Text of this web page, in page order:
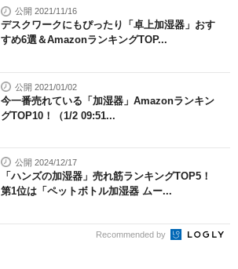
公開 2021/11/16
デスクワークにもぴったり「卓上加湿器」おす
すめ6選＆AmazonランキングTOP...
公開 2021/01/02
今一番売れている「加湿器」Amazonランキン
グTOP10！（1/2 09:51...
公開 2024/12/17
「ハンズの加湿器」売れ筋ランキングTOP5！
第1位は「ペットボトル加湿器 ムー...
Recommended by